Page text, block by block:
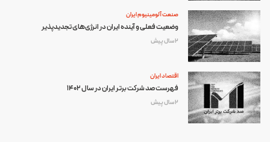
صنعت آلومینیوم ایران
وضعیت فعلی و آینده ایران در انرژی‌های تجدیدپذیر
2 سال پیش
اقتصاد ایران
فهرست صد شرکت برتر ایران در سال 1402
2 سال پیش